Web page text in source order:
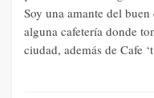
Soy una amante del
alguna cafetería donde
ciudad, además de Cafe